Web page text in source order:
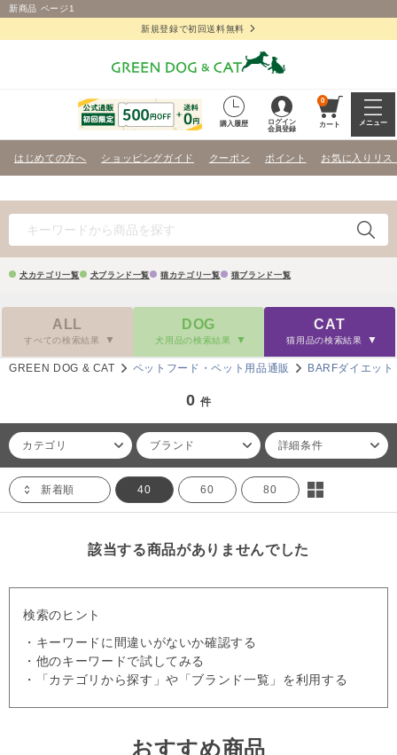
新商品 ページ1
新規登録で初回送料無料
購入履歴
ログイン
会員登録
0
カート メニュー
はじめての方へ ショッピングガイド クーポン ポイント お気に入りリス
犬カテゴリ一覧 犬ブランド一覧 猫カテゴリ一覧 猫ブランド一覧
ALL
すべての検索結果
DOG
犬用品の検索結果
CAT
猫用品の検索結果
GREEN DOG & CAT ペットフード・ペット用品通販 BARFダイエット
0 件
カテゴリ ブランド 詳細条件
新着順 40 60 80
該当する商品がありませんでした
検索のヒント
・キーワードに間違いがないか確認する
・他のキーワードで試してみる
・「カテゴリから探す」や「ブランド一覧」を利用する
おすすめ商品